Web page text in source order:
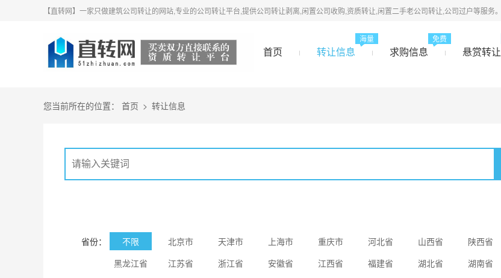
【直转网】一家只做建筑公司转让的网站,专业的公司转让平台,提供公司转让剥离,闲置公司收购,资质转让,闲置二手老公司转让,公司过户等服务。
首页 转让信息
海量
求购信息
免费
悬赏转让
您当前所在的位置： 首页 > 转让信息
省份： 不限 北京市 天津市 上海市 重庆市 河北省 山西省 陕西省
黑龙江省
江苏省 浙江省 安徽省 江西省 福建省 湖北省 湖南省